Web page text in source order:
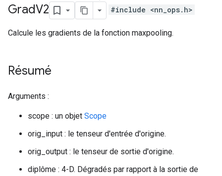
GradV2 #include <nn_ops.h>
Calcule les gradients de la fonction maxpooling.
Résumé
Arguments :
scope : un objet Scope
orig_input : le tenseur d'entrée d'origine.
orig_output : le tenseur de sortie d'origine.
diplôme : 4-D. Dégradés par rapport à la sortie de